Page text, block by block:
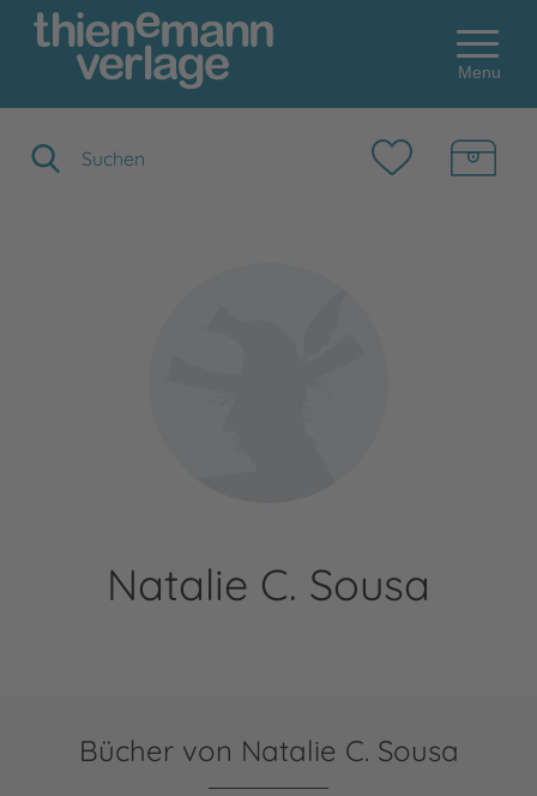
Menu
Natalie C. Sousa
Bücher von Natalie C. Sousa